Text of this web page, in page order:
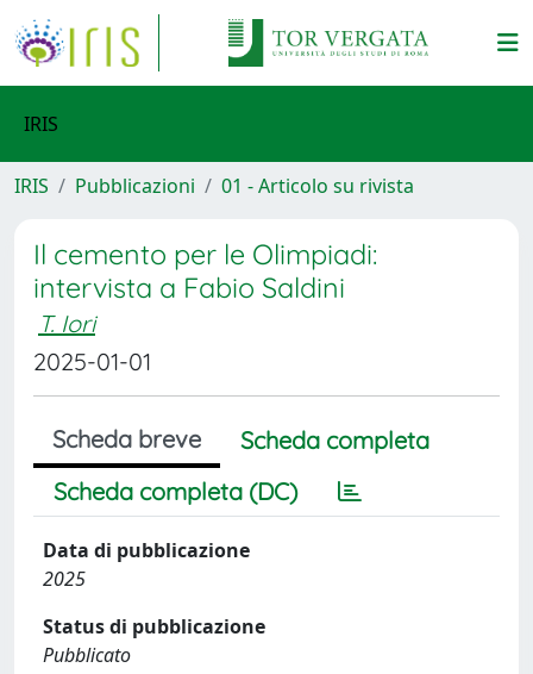
IRIS
IRIS Pubblicazioni 01 - Articolo su rivista
Il cemento per le Olimpiadi:
intervista a Fabio Saldini
T. Iori
2025-01-01
Scheda breve
Scheda completa
Scheda completa (DC)
Data di pubblicazione
2025
Status di pubblicazione
Pubblicato